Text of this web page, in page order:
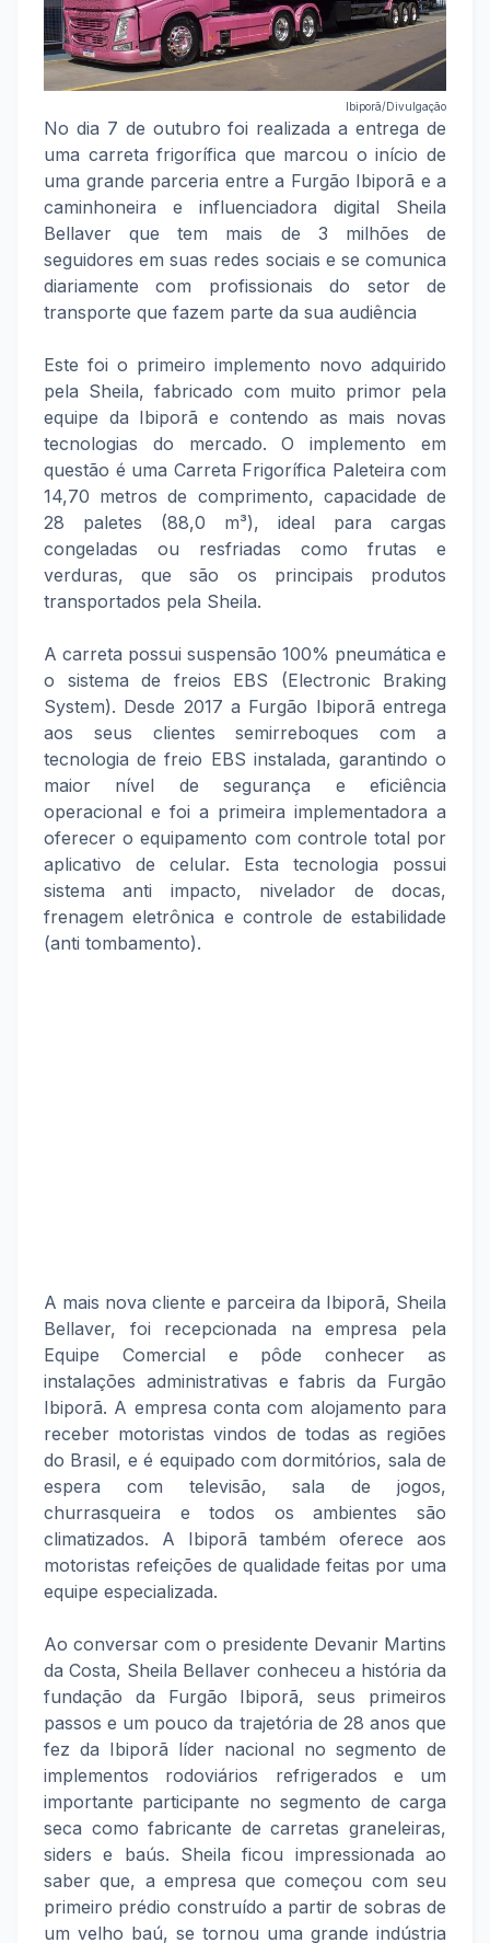
Ibiporã/Divulgação
No dia 7 de outubro foi realizada a entrega de
uma carreta frigorífica que marcou o início de
uma grande parceria entre a Furgão Ibiporã e a
caminhoneira e influenciadora digital Sheila
Bellaver que tem mais de 3 milhões de
seguidores em suas redes sociais e se comunica
diariamente com profissionais do setor de
transporte que fazem parte da sua audiência
Este foi o primeiro implemento novo adquirido
pela Sheila, fabricado com muito primor pela
equipe da Ibiporã e contendo as mais novas
tecnologias do mercado. O implemento em
questão é uma Carreta Frigorífica Paleteira com
14,70 metros de comprimento, capacidade de
28 paletes (88,0 m³), ideal para cargas
congeladas ou resfriadas como frutas e
verduras, que são os principais produtos
transportados pela Sheila.
A carreta possui suspensão 100% pneumática e
o sistema de freios EBS (Electronic Braking
System). Desde 2017 a Furgão Ibiporã entrega
aos seus clientes semirreboques com a
tecnologia de freio EBS instalada, garantindo o
maior nível de segurança e eficiência
operacional e foi a primeira implementadora a
oferecer o equipamento com controle total por
aplicativo de celular. Esta tecnologia possui
sistema anti impacto, nivelador de docas,
frenagem eletrônica e controle de estabilidade
(anti tombamento).
A mais nova cliente e parceira da Ibiporã, Sheila
Bellaver, foi recepcionada na empresa pela
Equipe Comercial e pôde conhecer as
instalações administrativas e fabris da Furgão
Ibiporã. A empresa conta com alojamento para
receber motoristas vindos de todas as regiões
do Brasil, e é equipado com dormitórios, sala de
espera com televisão, sala de jogos,
churrasqueira e todos os ambientes são
climatizados. A Ibiporã também oferece aos
motoristas refeições de qualidade feitas por uma
equipe especializada.
Ao conversar com o presidente Devanir Martins
da Costa, Sheila Bellaver conheceu a história da
fundação da Furgão Ibiporã, seus primeiros
passos e um pouco da trajetória de 28 anos que
fez da Ibiporã líder nacional no segmento de
implementos rodoviários refrigerados e um
importante participante no segmento de carga
seca como fabricante de carretas graneleiras,
siders e baús. Sheila ficou impressionada ao
saber que, a empresa que começou com seu
primeiro prédio construído a partir de sobras de
um velho baú, se tornou uma grande indústria